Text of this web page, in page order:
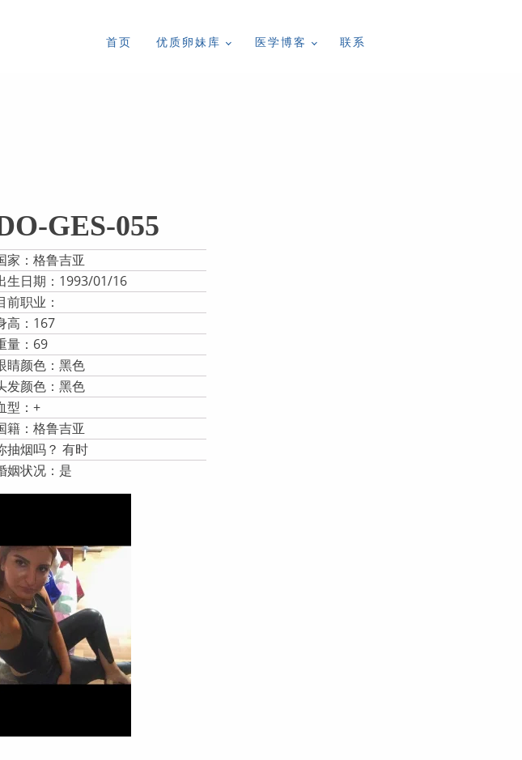
首页 优质卵妹库 医学博客 联系
GES-055
家：格鲁吉亚
生日期：1993/01/16
前职业：
高：167
量：69
睛颜色：黑色
发颜色：黑色
型：+
籍：格鲁吉亚
抽烟吗？ 有时
姻状况：是